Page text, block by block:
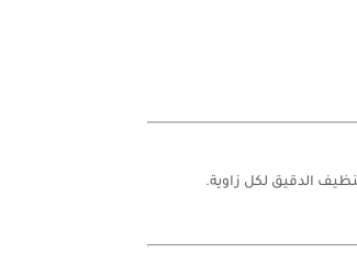
الدقيق لكل زاوية.